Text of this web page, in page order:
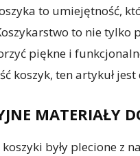
to umiejętność,
to nie tylko
piękne i
koszyk, ten artykuł
MATERIAŁY
były plecione z